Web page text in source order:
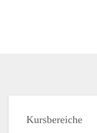
Kursbereiche